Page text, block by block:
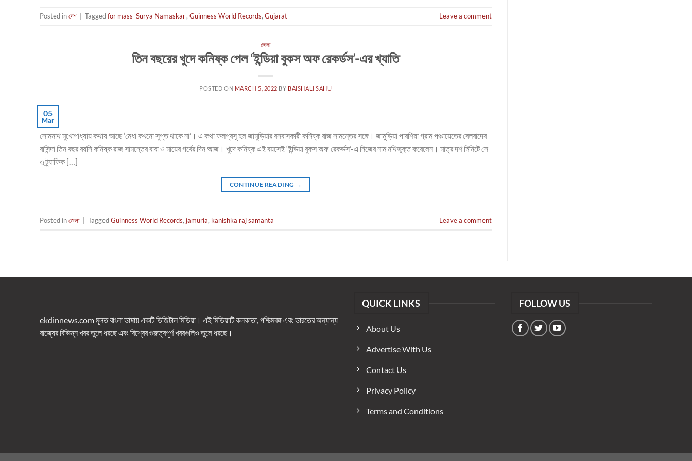
Posted inদেশ Taggedfor mass 'Surya Namaskar', Guinness World Records, Gujarat Leave a comment
জেলা
তিন বছরের খুদে কনিষ্ক পেল ‘ইন্ডিয়া বুকস অফ রেকর্ডস’-এর খ্যাতি
POSTED ON MARCH 5, 2022 BY BAISHALI SAHU
05
Mar
সোমনাথ মুখোপাধ্যায় কথায় আছে ‘মেধা কখনো সুপ্ত থাকে না’। এ কথা ফলপ্রসূ হল জামুড়িয়ার বসবাসকারী কনিষ্ক রাজ সামন্তের সঙ্গে। জামুড়িয়া পারশিয়া গ্রাম পঞ্চায়েতের বেলবাদের
বাসিন্দা তিন বছর বয়সি কনিষ্ক রাজ সামন্তের বাবা ও মায়ের গর্বের দিন আজ। খুদে কনিষ্ক এই বয়সেই ‘ইন্ডিয়া বুকস অফ রেকর্ডস’-এ নিজের নাম নথিভুক্ত করেলেন। মাত্র দশ মিনিটে সে
৩ ট্র্যাফিক […]
CONTINUE READING →
Posted inজেলা TaggedGuinness World Records, jamuria, kanishka raj samanta Leave a comment
ekdinnews.com মূলত বাংলা ভাষায় একটি ডিজিটাল মিডিয়া। এই মিডিয়াটি কলকাতা, পশ্চিমবঙ্গ এবং ভারতের অন্যান্য
রাজ্যের বিভিন্ন খবর তুলে ধরছে এবং বিশ্বের গুরুত্বপূর্ণ খবরগুলিও তুলে ধরছে।
QUICK LINKS
About Us
Advertise With Us
Contact Us
Privacy Policy
Terms and Conditions
FOLLOW US